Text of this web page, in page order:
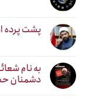
پشت پرده
به نام
دشمنان